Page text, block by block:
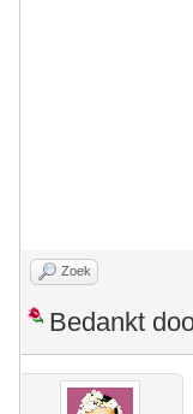
Zoek
Bedankt